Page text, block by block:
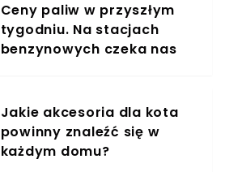
Ceny paliw w przyszłym
tygodniu. Na stacjach
benzynowych czeka nas
Jakie akcesoria dla kota
powinny znaleźć się w
każdym domu?